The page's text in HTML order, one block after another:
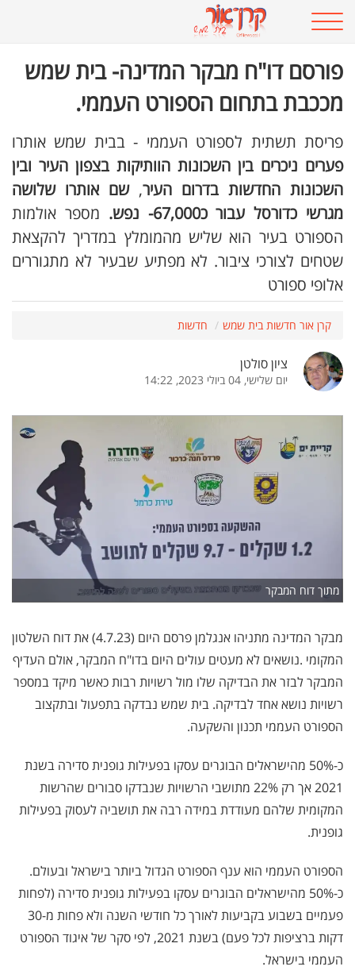
פורסם דו"ח מבקר המדינה- בית שמש
מככבת בתחום הספורט העממי.
פריסת תשתית לספורט העממי - בבית שמש אותרו
פערים ניכרים בין השכונות הוותיקות בצפון העיר ובין
השכונות החדשות בדרום העיר,שם אותרו שלושה
מגרשי כדורסל עבור כ67,000- נפש.
מספר אולמות
הספורט בעיר הוא שליש מהמומלץ במדריך להקצאת
שטחים לצורכי ציבור. לא מפתיע שבעיר לא מתגוררים
אלופי ספורט
קרן אור חדשות בית שמש חדשות
ציון סולטן
יום שלישי, 04 ביולי 2023, 14:22
מתוך דוח המבקר
מבקר המדינה מתניהו אנגלמן פרסם היום (4.7.23) את דוח השלטון
המקומי .נושאים לא מעטים עולים היום בדו"ח המבקר, אולם העדיף
המבקר לבזר את הבדיקה שלו מול רשויות רבות כאשר מיקד במספר
רשויות נושא אחד לבדיקה. בית שמש נבדקה בתפעול ובתקצוב
הספורט העממי תכנון והשקעה.
כ-50% מהישראלים הבוגרים עסקו בפעילות גופנית סדירה בשנת
2021 אך רק 22% מתושבי הרשויות שנבדקו סבורים שהרשות
המקומית שלהם מעודדת במידה רבה את תושביה לעסוק בפעילות
גופנית.
הספורט העממי הוא ענף הספורט הגדול ביותר בישראל ובעולם.
כ-50% מהישראלים הבוגרים עסקו בפעילות גופנית סדירה (לפחות
פעמיים בשבוע בקביעות לאורך כל חודשי השנה ולא פחות מ-30
דקות ברציפות לכל פעם) בשנת 2021, לפי סקר של איגוד הספורט
העממי בישראל.